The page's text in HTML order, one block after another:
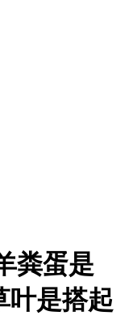
粪蛋是
叶是搭起